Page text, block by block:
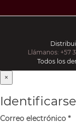
Llámanos: +57
Todos los
×
Identificarse
Correo electrónico *